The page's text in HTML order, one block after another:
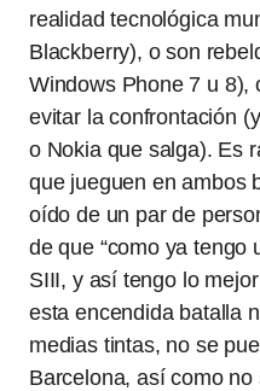
realidad tecnológica
Blackberry), o son
Windows Phone 7 u 8),
evitar la confrontación
o Nokia que salga). Es
que jueguen en ambos
oído de un par de
de que “como ya tengo
SIII, y así tengo lo
esta encendida batalla
medias tintas, no se
Barcelona, así como